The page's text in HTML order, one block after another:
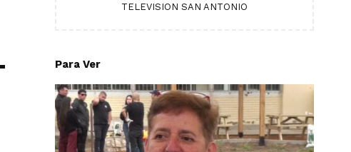
TELEVISION SAN ANTONIO
Para Ver